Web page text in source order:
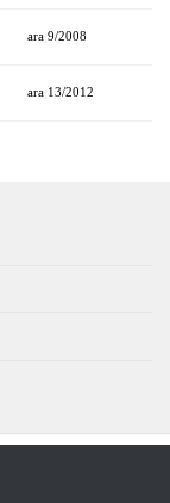
ara 9/2008
ara 13/2012